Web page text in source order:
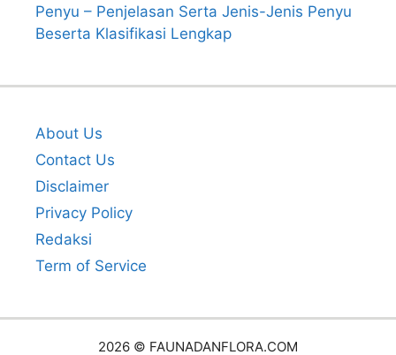
Penyu – Penjelasan Serta Jenis-Jenis Penyu
Beserta Klasifikasi Lengkap
About Us
Contact Us
Disclaimer
Privacy Policy
Redaksi
Term of Service
2026 © FAUNADANFLORA.COM